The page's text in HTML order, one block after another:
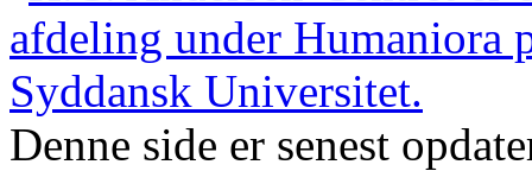
Denne side er senest